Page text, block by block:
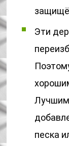
Эти
Лучшим
песка